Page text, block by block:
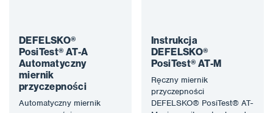
DEFELSKO®
PosiTest® AT-A
Automatyczny
miernik
przyczepności
Automatyczny miernik
Instrukcja
DEFELSKO®
PosiTest® AT-M
Ręczny miernik
przyczepności
DEFELSKO® PosiTest® AT-